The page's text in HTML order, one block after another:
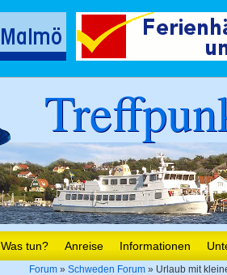
Was tun? Anreise Informationen
Forum » Schweden Forum » Urlaub mit